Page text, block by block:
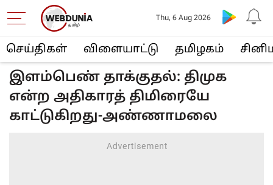
செய்திகள் விளையா‌ட்டு த‌மிழக‌ம்
Thu, 6 Aug 2026
இளம்பெண் தாக்குதல்: திமுக
என்ற அதிகாரத் திமிரையே
காட்டுகிறது-அண்ணாமலை